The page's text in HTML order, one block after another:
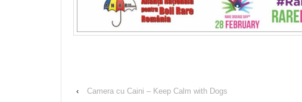
‹
Camera cu Caini – Keep Calm with Dogs